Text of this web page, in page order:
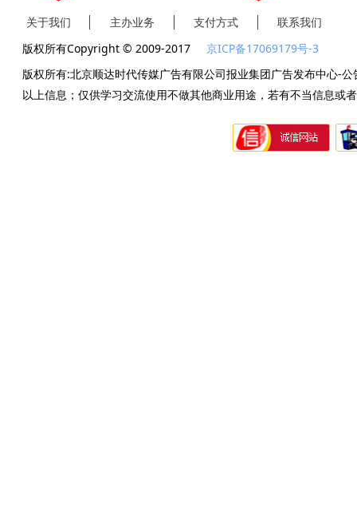
版权所有Copyright © 2009-2017 京ICP备17069179号-3
版权所有:北京顺达时代传媒广告有限公司报业集团广告发布中心-公
以上信息；仅供学习交流使用不做其他商业用途，若有不当信息或
关于我们 主办业务 支付方式 联系我们